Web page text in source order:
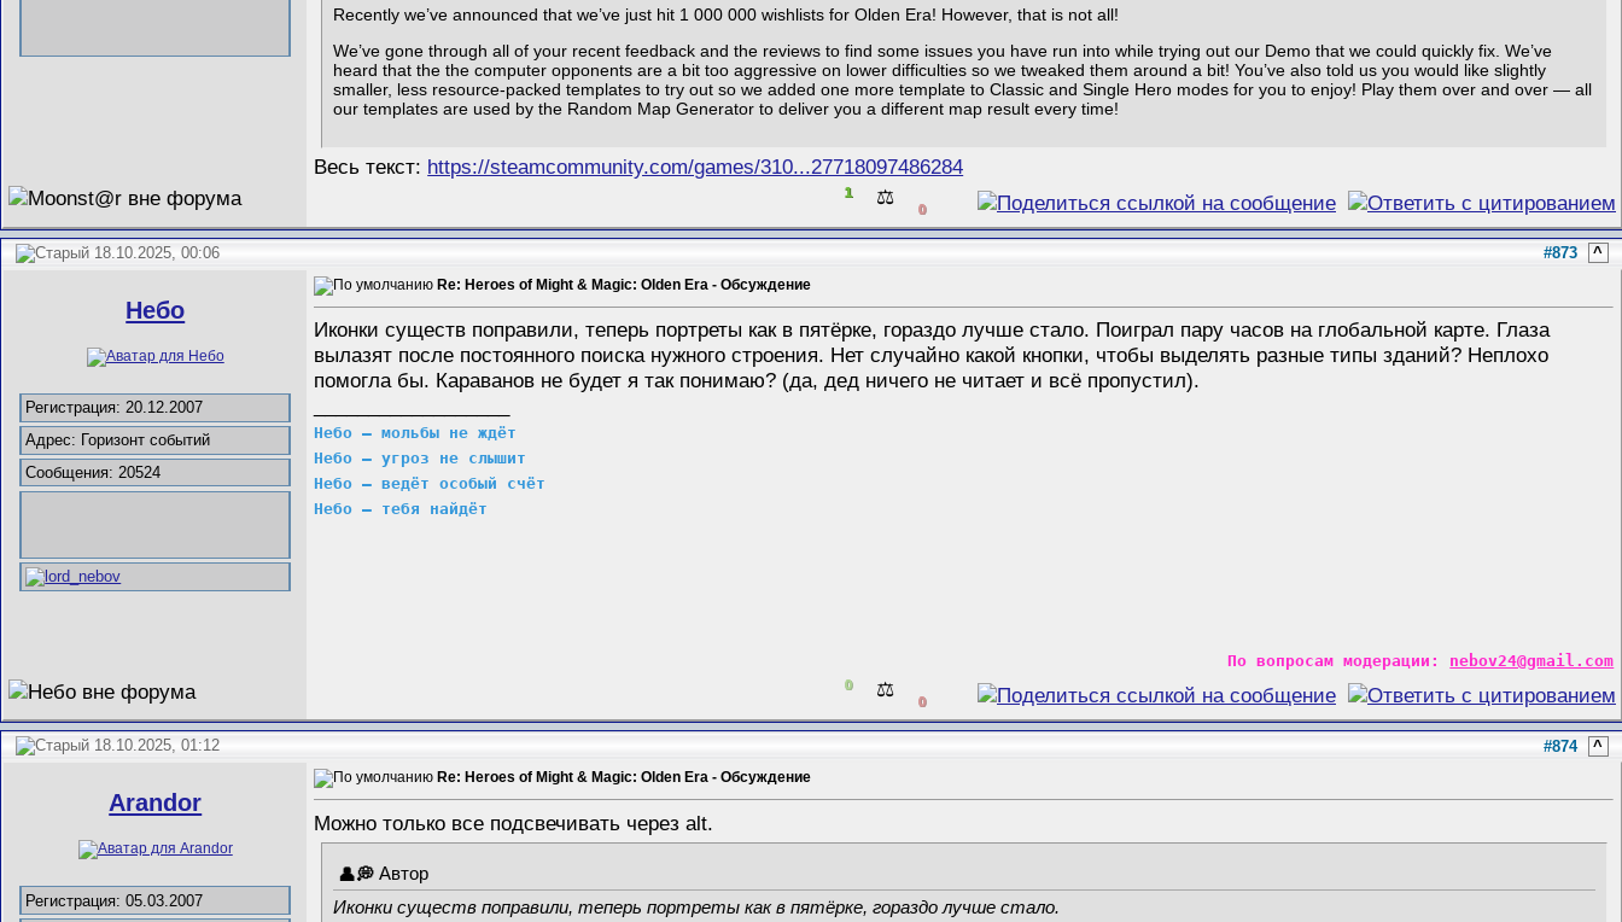
Recently we’ve announced that we’ve just hit 1 000 000 wishlists for Olden Era! However, that is not all!
We’ve gone through all of your recent feedback and the reviews to find some issues you have run into while trying out our Demo that we could quickly fix. We’ve
heard that the the computer opponents are a bit too aggressive on lower difficulties so we tweaked them around a bit! You’ve also told us you would like slightly
smaller, less resource-packed templates to try out so we added one more template to Classic and Single Hero modes for you to enjoy! Play them over and over — all
our templates are used by the Random Map Generator to deliver you a different map result every time!
Весь текст: https://steamcommunity.com/games/310...27718097486284
1 ⚖️ 0
18.10.2025, 00:06 #873 ^
Небо
Регистрация: 20.12.2007
Адрес: Горизонт событий
Сообщения: 20524
Re: Heroes of Might & Magic: Olden Era - Обсуждение
Иконки существ поправили, теперь портреты как в пятёрке, гораздо лучше стало. Поиграл пару часов на глобальной карте. Глаза
вылазят после постоянного поиска нужного строения. Нет случайно какой кнопки, чтобы выделять разные типы зданий? Неплохо
помогла бы. Караванов не будет я так понимаю? (да, дед ничего не читает и всё пропустил).
Небо – мольбы не ждёт
Небо – угроз не слышит
Небо – ведёт особый счёт
Небо – тебя найдёт
По вопросам модерации: nebov24@gmail.com
0 ⚖️ 0
18.10.2025, 01:12 #874 ^
Arandor
Регистрация: 05.03.2007
Re: Heroes of Might & Magic: Olden Era - Обсуждение
Можно только все подсвечивать через alt.
Автор
Иконки существ поправили, теперь портреты как в пятёрке, гораздо лучше стало.